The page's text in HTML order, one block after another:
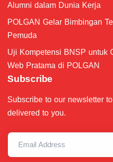
Alumni dalam Dunia Kerja
POLGAN Gelar Bimbingan
Pemuda
Uji Kompetensi BNSP untuk
Web Pratama di POLGAN
Subscribe
Subscribe to our newsletter
delivered to you.
Email Address